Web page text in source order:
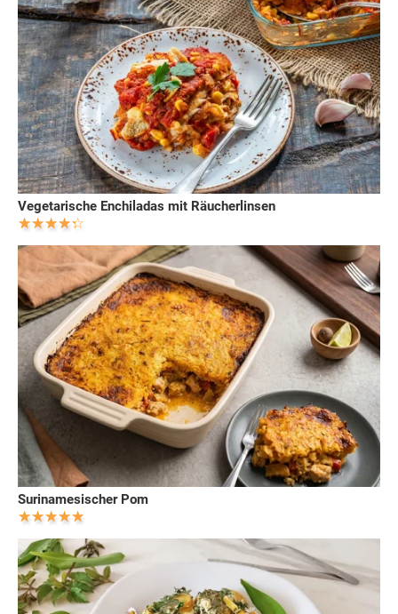
Vegetarische Enchiladas mit Räucherlinsen
Surinamesischer Pom